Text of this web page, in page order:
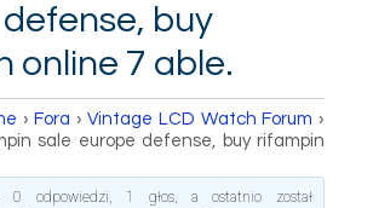
buy
online 7 able.
› Fora › Vintage LCD Watch Forum ›
sale europe defense, buy rifampin
odpowiedzi, 1 głos, a ostatnio został